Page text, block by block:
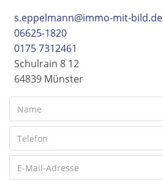
s.eppelmann@immo-mit-bild.de
06625-1820
0175 7312461
Schulrain 8 12
64839 Münster